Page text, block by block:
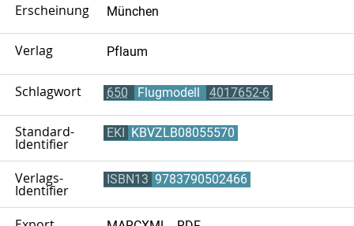
ErscheinungsortMünchen
Verlag Pflaum
Schlagwort 650 Flugmodell 4017652-6
Standard-
Identifier
EKI KBVZLB08055570
Verlags-
Identifier
ISBN13 9783790502466